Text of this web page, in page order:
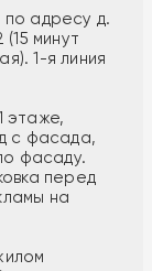
адресу д.
минут
1-я линия
этаже,
с фасада,
фасаду.
перед
на